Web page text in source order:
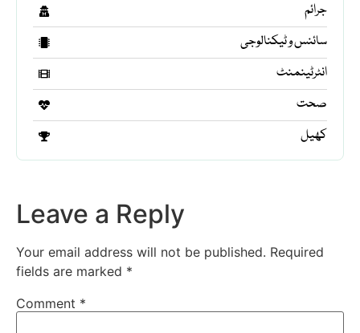
جرائم
سائنس و ٹیکنالوجی
انٹرٹینمنٹ
صحت
کھیل
Leave a Reply
Your email address will not be published. Required
fields are marked *
Comment *